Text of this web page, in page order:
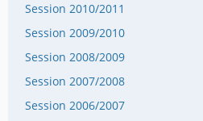
Session 2010/2011
Session 2009/2010
Session 2008/2009
Session 2007/2008
Session 2006/2007